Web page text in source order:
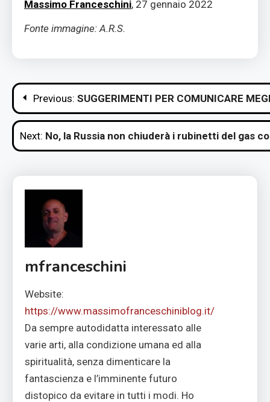
Massimo Franceschini, 27 gennaio 2022
Fonte immagine: A.R.S.
Navigazione
articoli
Previous: SUGGERIMENTI PER COMUNICARE
Next: No, la Russia non chiuderà i rubinetti del gas
mfranceschini
Website:
https://www.massimofranceschiniblog.it/
Da sempre autodidatta interessato alle
varie arti, alla condizione umana ed alla
spiritualità, senza dimenticare la
fantascienza e l’imminente futuro
distopico da evitare in tutti i modi. Ho